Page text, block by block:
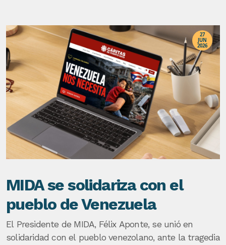
27
JUN
2026
MIDA se solidariza con el
pueblo de Venezuela
El Presidente de MIDA, Félix Aponte, se unió en
solidaridad con el pueblo venezolano, ante la tragedia